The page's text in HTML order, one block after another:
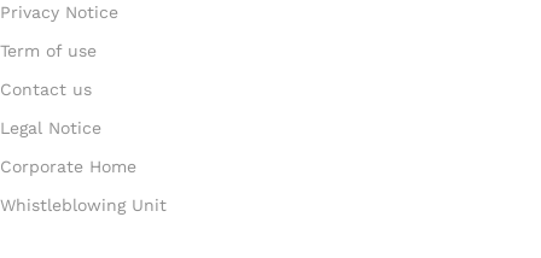
Privacy Notice
Term of use
Contact us
Legal Notice
Corporate Home
Whistleblowing Unit